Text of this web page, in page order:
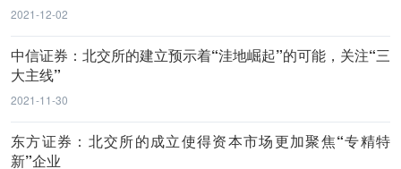
2021-12-02
中信证券：北交所的建立预示着“洼地崛起”的可能，关注“三
大主线”
2021-11-30
东方证券：北交所的成立使得资本市场更加聚焦“专精特
新”企业